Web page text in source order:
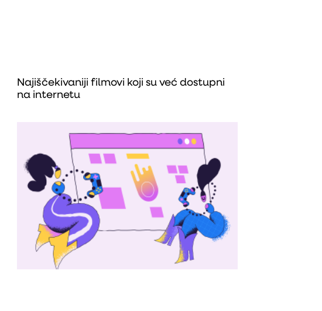
Najiščekivaniji filmovi koji su već dostupni
na internetu